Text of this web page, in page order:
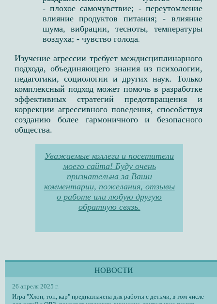
- плохое самочувствие; ​- переутомление
влияние продуктов питания;​ - влияние
шума, вибрации, тесноты, температуры
воздуха; - чувство голода​
Изучение агрессии требует междисциплинарного
подхода, объединяющего знания из психологии,
педагогики, социологии и других наук. Только
комплексный подход может помочь в разработке
эффективных стратегий предотвращения и
коррекции агрессивного поведения, способствуя
созданию более гармоничного и безопасного
общества.
Уважаемые коллеги и посетители
моего сайта! Буду очень
признательна за Ваши
комментарии, пожелания, отзывы
о работе или любую другую
обратную связь.
НОВОСТИ
26 апреля 2025 г.
Игра "Хлоп, топ, кар" предназначена для работы с детьми, в том числе